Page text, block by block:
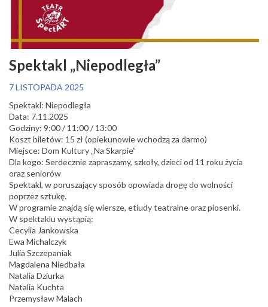
Spektakl „Niepodległa”
7 LISTOPADA 2025
Spektakl: Niepodległa
Data: 7.11.2025
Godziny: 9:00 / 11:00 / 13:00
Koszt biletów: 15 zł (opiekunowie wchodzą za darmo)
Miejsce: Dom Kultury „Na Skarpie”
Dla kogo: Serdecznie zapraszamy, szkoły, dzieci od 11 roku życia
oraz seniorów
Spektakl, w poruszający sposób opowiada drogę do wolności
poprzez sztukę.
W programie znajdą się wiersze, etiudy teatralne oraz piosenki.
W spektaklu wystąpią:
Cecylia Jankowska
Ewa Michalczyk
Julia Szczepaniak
Magdalena Niedbała
Natalia Dziurka
Natalia Kuchta
Przemysław Malach